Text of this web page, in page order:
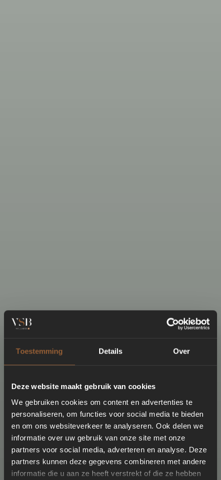
Toestemming Details Over
Deze website maakt gebruik van cookies
We gebruiken cookies om content en advertenties te
personaliseren, om functies voor social media te bieden
en om ons websiteverkeer te analyseren. Ook delen we
informatie over uw gebruik van onze site met onze
partners voor social media, adverteren en analyse. Deze
partners kunnen deze gegevens combineren met andere
informatie die u aan ze heeft verstrekt of die ze hebben